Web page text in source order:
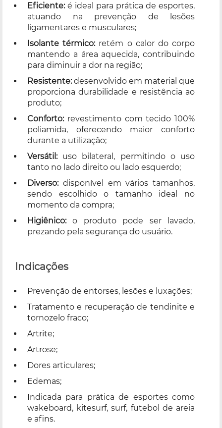
Eficiente:é ideal para prática de esportes,
atuando na prevenção de lesões
ligamentares e musculares;
Isolante térmico:retém o calor do corpo
mantendo a área aquecida, contribuindo
para diminuir a dor na região;
Resistente:desenvolvido em material que
proporciona durabilidade e resistência ao
produto;
Conforto:revestimento com tecido 100%
poliamida, oferecendo maior conforto
durante a utilização;
Versátil:uso bilateral, permitindo o uso
tanto no lado direito ou lado esquerdo;
Diverso:disponível em vários tamanhos,
sendo escolhido o tamanho ideal no
momento da compra;
Higiênico:o produto pode ser lavado,
prezando pela segurança do usuário.
Indicações
Prevenção de entorses, lesões e luxações;
Tratamento e recuperação de tendinite e
tornozelo fraco;
Artrite;
Artrose;
Dores articulares;
Edemas;
Indicada para prática de esportes como
wakeboard, kitesurf, surf, futebol de areia
e afins.